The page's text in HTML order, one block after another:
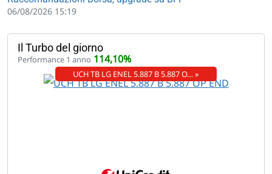
06/08/2026 15:19
Il Turbo del giorno
Performance 1 anno 114,10%
UCH TB LG ENEL 5.887 B 5.887 O… »